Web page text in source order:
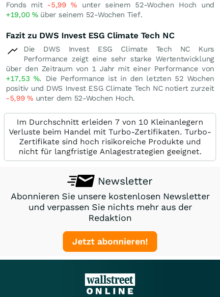
Fonds mit -5,99% unter seinem 52-Wochen Hoch und
+19,00 %über seinem 52-Wochen Tief.
Fazit zu DWS Invest ESG Climate Tech NC
Die DWS Invest ESG Climate Tech NC Kurs
Performance zeigt eine sehr starke Wertentwicklung
über den Zeitraum von 1 Jahr mit einer Performance von
+17,53 %. Die Performance ist in den letzten 52 Wochen
positiv und DWS Invest ESG Climate Tech NC notiert zurzeit
-5,99%unter dem 52-Wochen Hoch.
Im Durchschnitt erleiden 7 von 10 Kleinanlegern
Verluste beim Handel mit Turbo-Zertifikaten. Turbo-
Zertifikate sind hoch risikoreiche Produkte und
nicht für langfristige Anlagestrategien geeignet.
Newsletter
Abonnieren Sie unsere kostenlosen Newsletter
und verpassen Sie nichts mehr aus der
Redaktion
Jetzt abonnieren!